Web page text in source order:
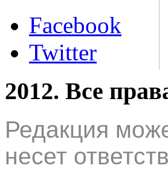
Facebook
Twitter
2012. Все
Редакция
несет